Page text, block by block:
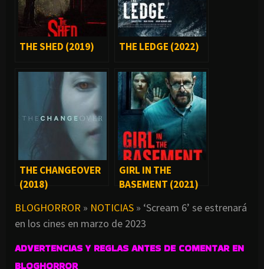
THE SHED (2019) THE LEDGE (2022)
THE CHANGEOVER
(2018)
GIRL IN THE
BASEMENT (2021)
BLOGHORROR » NOTICIAS » ‘Scream 6’ se estrenará
en los cines en marzo de 2023
ADVERTENCIAS Y REGLAS ANTES DE COMENTAR EN
BLOGHORROR